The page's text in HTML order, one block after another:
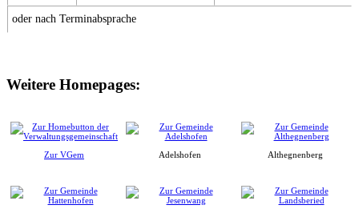
oder nach Terminabsprache
Weitere Homepages:
Zur VGem Adelshofen Althegnenberg